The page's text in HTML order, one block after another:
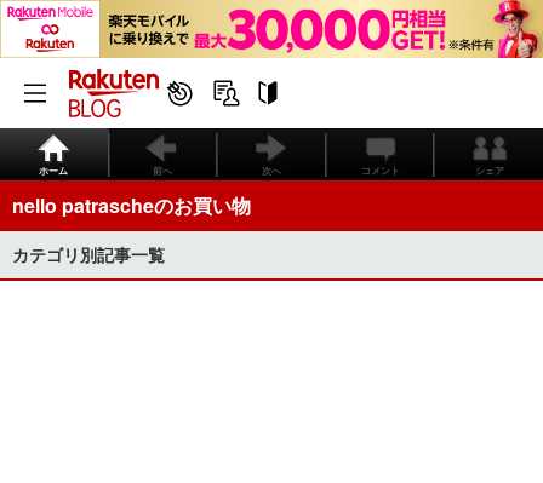
ホーム 前へ 次へ コメント シェア
nello patrascheのお買い物
カテゴリ別記事一覧